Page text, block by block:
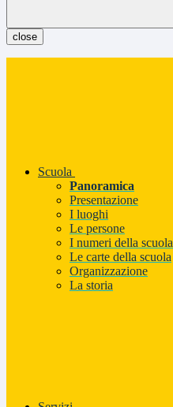
close
Scuola
Panoramica
Presentazione
I luoghi
Le persone
I numeri della scuola
Le carte della scuola
Organizzazione
La storia